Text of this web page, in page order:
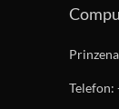
Telefon: